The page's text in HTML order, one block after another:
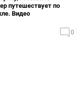
путешествует по
Видео
0